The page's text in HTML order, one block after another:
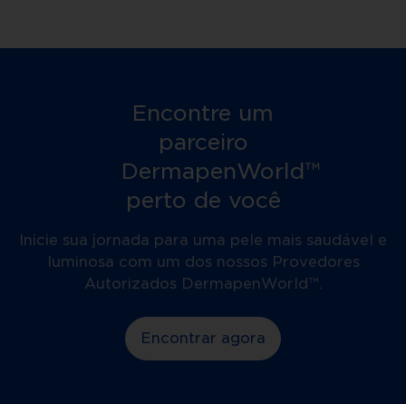
Encontre um
parceiro
DermapenWorld™
perto de você
Inicie sua jornada para uma pele mais saudável e
luminosa com um dos nossos Provedores
Autorizados DermapenWorld™.
Encontrar agora